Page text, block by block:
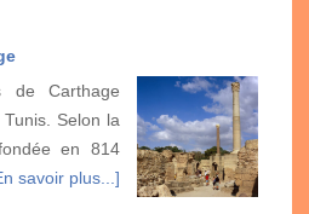
de Carthage
Selon la
en 814
savoir plus...]